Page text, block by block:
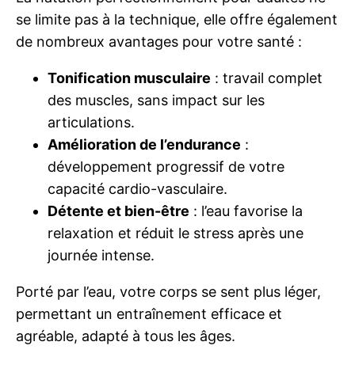
se limite pas à la technique, elle offre également
de nombreux avantages pour votre santé :
Tonification musculaire : travail complet
des muscles, sans impact sur les
articulations.
Amélioration de l’endurance :
développement progressif de votre
capacité cardio-vasculaire.
Détente et bien-être : l’eau favorise la
relaxation et réduit le stress après une
journée intense.
Porté par l’eau, votre corps se sent plus léger,
permettant un entraînement efficace et
agréable, adapté à tous les âges.